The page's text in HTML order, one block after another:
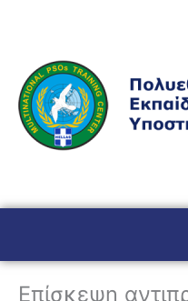
Επίσκεψη